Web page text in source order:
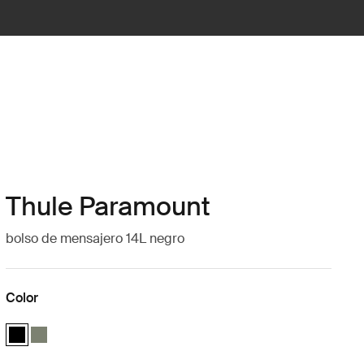
Thule Paramount
bolso de mensajero 14L negro
Color
Thule Paramount messenger 14L Negro (selected)
Thule Paramount messenger 14L Verde suave